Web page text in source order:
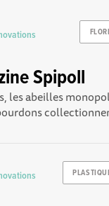
Spipoll
les abeilles